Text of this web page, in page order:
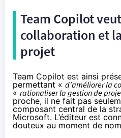
Team Copilot
collaboration et
projet
Team Copilot est ainsi
permettant « d’améliorer la
« rationaliser la gestion de
proche, il ne fait pas
composant central de la
Microsoft. L’éditeur est
douteux au moment de